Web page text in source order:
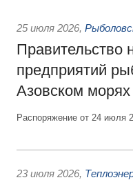
25 июля 2026,
Правительство
предприятий
Азовском морях
Распоряжение от 24 июля
23 июля 2026,